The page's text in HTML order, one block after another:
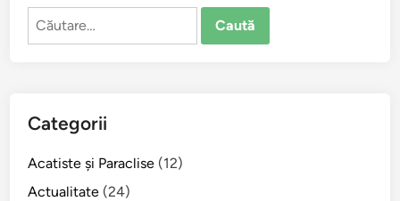
Caută
Categorii
Acatiste şi Paraclise (12)
Actualitate (24)